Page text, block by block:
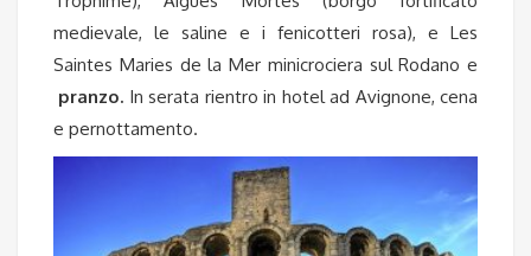
medievale, le saline e i fenicotteri rosa), e Les
Saintes Maries de la Mer minicrociera sul Rodano e
pranzo. In serata rientro in hotel ad Avignone, cena
e pernottamento.